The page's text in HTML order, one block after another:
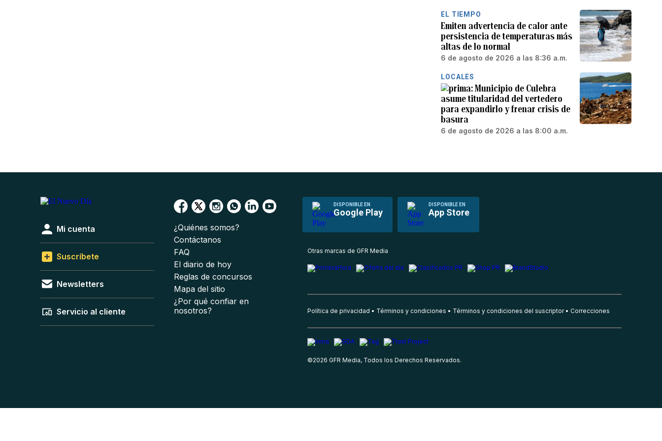
EL TIEMPO
Emiten advertencia de calor ante
persistencia de temperaturas más
altas de lo normal
6 de agosto de 2026 a las 8:36 a.m.
LOCALES
Municipio de Culebra
asume titularidad del vertedero
para expandirlo y frenar crisis de
basura
6 de agosto de 2026 a las 8:00 a.m.
DISPONIBLE EN
Google Play
DISPONIBLE EN
App Store
Mi cuenta
Suscríbete
Newsletters
Servicio al cliente
¿Quiénes somos?
Contáctanos
FAQ
El diario de hoy
Reglas de concursos
Mapa del sitio
¿Por qué confiar en
nosotros?
Otras marcas de GFR Media
Política de privacidad Términos y condiciones Términos y condiciones del suscriptor Correcciones
©2026 GFR Media, Todos los Derechos Reservados.